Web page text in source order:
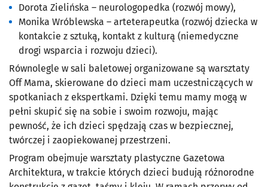
Dorota Zielińska – neurologopedka (rozwój mowy),
Monika Wróblewska – arteterapeutka (rozwój dziecka w
kontakcie z sztuką, kontakt z kulturą (niemedyczne
drogi wsparcia i rozwoju dzieci).
Równolegle w sali baletowej organizowane są warsztaty
Off Mama, skierowane do dzieci mam uczestniczących w
spotkaniach z ekspertkami. Dzięki temu mamy mogą w
pełni skupić się na sobie i swoim rozwoju, mając
pewność, że ich dzieci spędzają czas w bezpiecznej,
twórczej i zaopiekowanej przestrzeni.
Program obejmuje warsztaty plastyczne Gazetowa
Architektura, w trakcie których dzieci budują różnorodne